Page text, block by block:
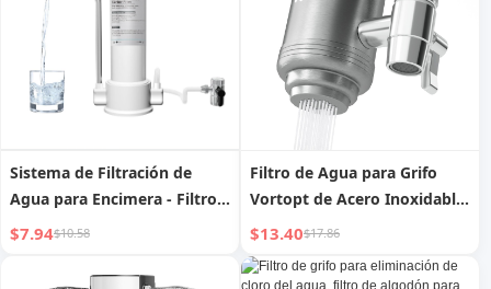
debajo del fregadero con
grifo de acero inoxidable 304
Cloro, Metales Pesados,
Malos Olores - F7 - Incluye 1
Filtro
Sistema de Filtración de
Agua para Encimera - Filtro
de Agua para Grifo para
Agua para Cocina - Reduce
$7.94$10.58
Filtro de Agua para Grifo
Vortopt de Acero Inoxidable
para Fregadero - Purificador
de Agua para Grifo de 500
Galones - Sistema de
$13.40$17.86